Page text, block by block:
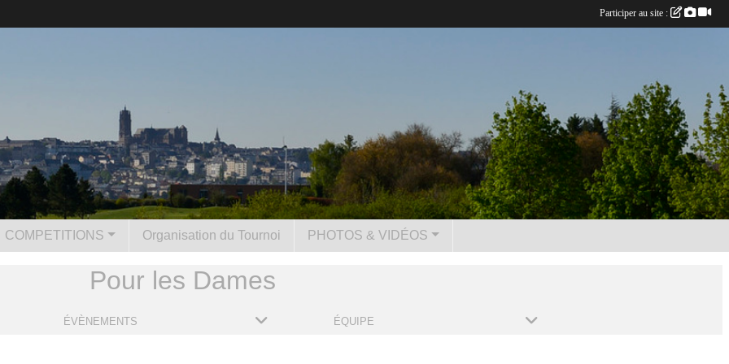
COMPETITIONS Organisation du Tournoi PHOTOS & VIDÉOS
Pour les Dames
ÉVÈNEMENTS ÉQUIPE
Participer au site :